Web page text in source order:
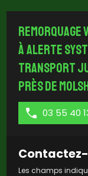
à alerte
transport
près de
03 55 40
Les champs